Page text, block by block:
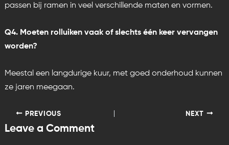
passen bij ramen in veel verschillende maten en vormen.
Q4. Moeten rolluiken vaak of slechts één keer vervangen
worden?
Meestal een langdurige kuur, met goed onderhoud kunnen
ze jaren meegaan.
PREVIOUS NEXT
Leave a Comment